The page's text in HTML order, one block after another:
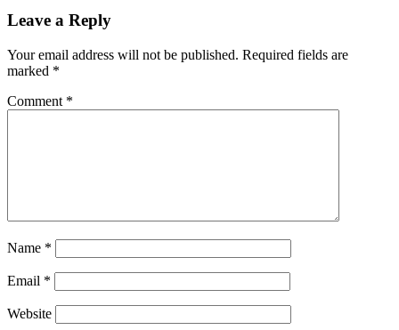
Leave a Reply
Your email address will not be published. Required fields are
marked *
Comment *
Name *
Email *
Website